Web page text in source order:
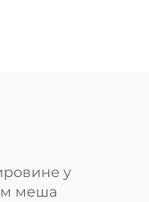
у
меша